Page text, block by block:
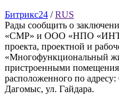
Битрикс24 / RUS
Рады сообщить о
«СМР» и ООО «НПО
проекта, проектной и
«Многофункциональный
пристроенными
расположенного по
Дагомыс, ул. Гайдара.